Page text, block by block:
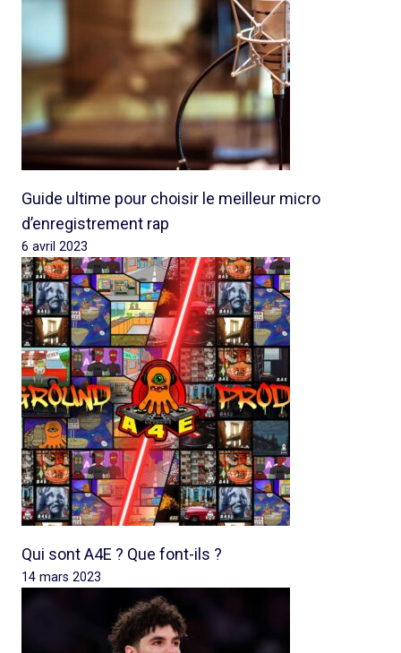
Guide ultime pour choisir le meilleur micro
d’enregistrement rap
6 avril 2023
Qui sont A4E ? Que font-ils ?
14 mars 2023